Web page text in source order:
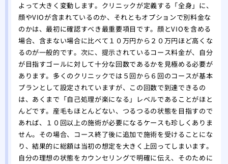
よって大きく変動します。クリニックが定義する「全身」に、
顔やVIOが含まれているのか、それともオプションで別料金な
のかは、最初に確認すべき最重要項目です。顔とVIOを含める
場合、含まない場合に比べて１０万円から２０万円ほど高くな
るのが一般的です。次に、提示されているコース料金が、自分
が目指すゴールに対して十分な回数であるかを見極める必要が
あります。多くのクリニックでは５回から６回のコースが基本
プランとして設定されていますが、この回数で到達できるの
は、あくまで「自己処理が楽になる」レベルであることがほと
んどです。産毛もほとんどない、つるつるの状態を目指すので
あれば、１０回以上の施術が必要になるケースも珍しくありま
せん。その場合、コース終了後に追加で施術を受けることにな
り、結果的に総額は当初の想定を大きく上回ってしまいます。
自分の理想の状態をカウンセリングで明確に伝え、そのために